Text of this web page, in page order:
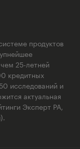
продуктов
25-летней
кредитных
исследований и
актуальная
Эксперт РА,